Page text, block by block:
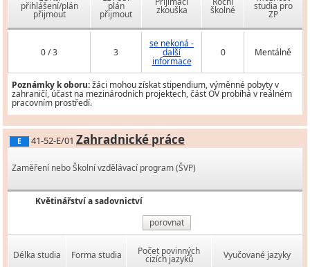
přihlášení/plán
přijmout
plán
přijmout zkouška školné studia pro
ZP
0 / 3 3
se nekoná -
další
informace
0 Mentálně
Poznámky k oboru:žáci mohou získat stipendium, výměnné pobyty v
zahraničí, účast na mezinárodních projektech, část OV probíhá v reálném
pracovním prostředí.
E 41-52-E/01 Zahradnické práce
Zaměření nebo Školní vzdělávací program (ŠVP)
Květinářství a sadovnictví
porovnat
Délka studia Forma studia Počet povinných
cizích jazyků Vyučované jazyky